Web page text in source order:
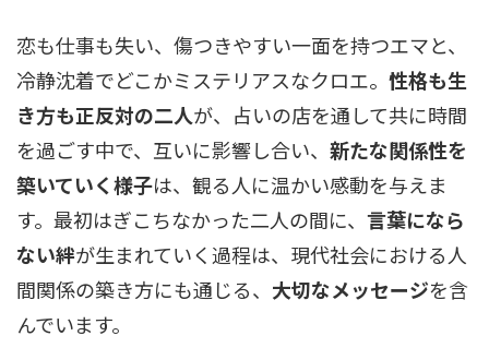
恋も仕事も失い、傷つきやすい一面を持つエマと、
冷静沈着でどこかミステリアスなクロエ。 性格も生
き方も正反対の二人が、占いの店を通して共に時間
を過ごす中で、互いに影響し合い、 新たな関係性を
築いていく様子は、観る人に温かい感動を与えま
す。最初はぎこちなかった二人の間に、 言葉になら
ない絆が生まれていく過程は、現代社会における人
間関係の築き方にも通じる、 大切なメッセージを含
んでいます。